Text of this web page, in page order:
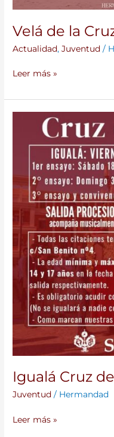
Velá de la
Actualidad,Juventud /
Leer más »
Igualá Cruz
Juventud / Hermandad
Leer más »